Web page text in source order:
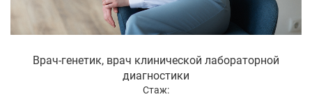
Врач-генетик, врач клинической лабораторной
диагностики
Стаж: